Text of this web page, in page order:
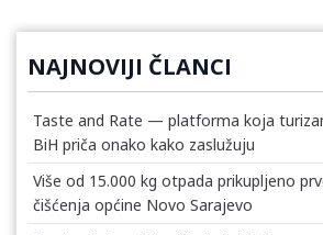
NAJNOVIJI ČLANCI
Taste and Rate — platforma koja
BiH priča onako kako zaslužuju
Više od 15.000 kg otpada prikupljeno
čišćenja općine Novo Sarajevo